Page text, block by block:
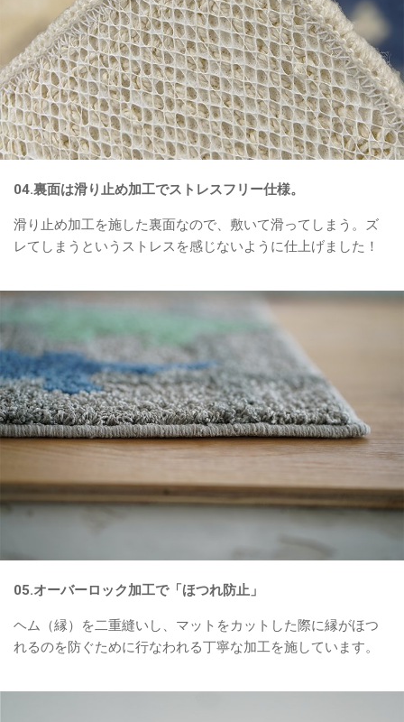
04.裏面は滑り止め加工でストレスフリー仕様。
滑り止め加工を施した裏面なので、敷いて滑ってしまう。ズ
レてしまうというストレスを感じないように仕上げました！
05.オーバーロック加工で「ほつれ防止」
ヘム（縁）を二重縫いし、マットをカットした際に縁がほつ
れるのを防ぐために行なわれる丁寧な加工を施しています。